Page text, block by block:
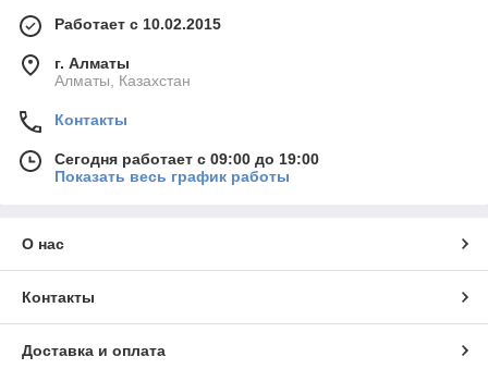
Работает с 10.02.2015
г. Алматы
Алматы, Казахстан
Контакты
Сегодня работает с 09:00 до 19:00
Показать весь график работы
О нас
Контакты
Доставка и оплата